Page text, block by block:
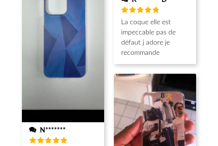
N*******
Note5
sur 5
La coque elle est
impeccable pas de
défaut j adore je
recommande